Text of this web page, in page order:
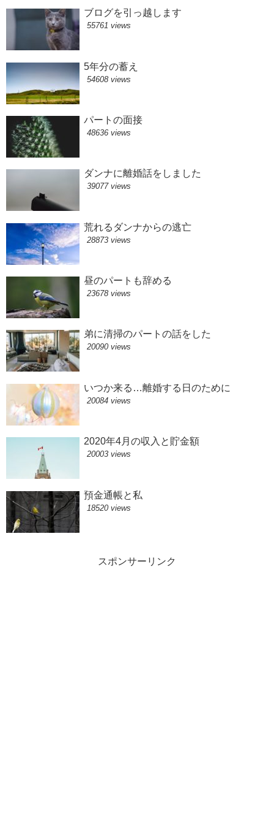
ブログを引っ越します
55761 views
5年分の蓄え
54608 views
パートの面接
48636 views
ダンナに離婚話をしました
39077 views
荒れるダンナからの逃亡
28873 views
昼のパートも辞める
23678 views
弟に清掃のパートの話をした
20090 views
いつか来る…離婚する日のために
20084 views
2020年4月の収入と貯金額
20003 views
預金通帳と私
18520 views
スポンサーリンク